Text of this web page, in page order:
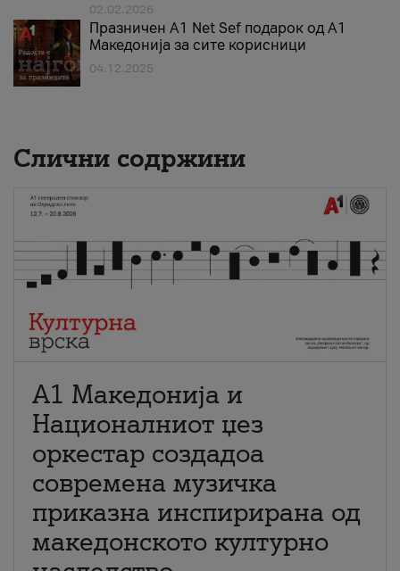
02.02.2026
Празничен A1 Net Sеf подарок од А1
Македонија за сите корисници
04.12.2025
Слични содржини
А1 Македонија и
Националниот џез
оркестар создадоа
современа музичка
приказна инспирирана од
македонското културно